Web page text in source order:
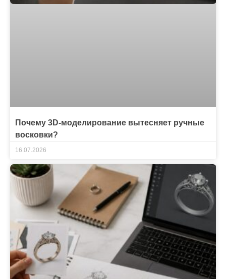
Почему 3D-моделирование вытесняет ручные
восковки?
16.07.2026